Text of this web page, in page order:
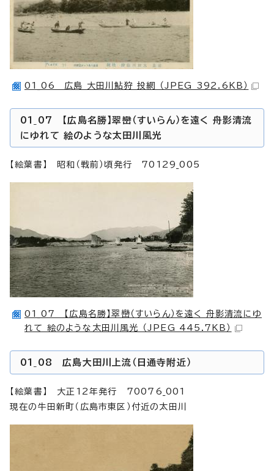
01_06 広島 大田川鮎狩 投網 （JPEG 392.6KB）
01_07 【広島名勝】翠巒（すいらん）を遠く 舟影清流
にゆれて 絵のような太田川風光
【絵葉書】 昭和（戦前）頃発行 70129_005
01_07 【広島名勝】翠巒（すいらん）を遠く 舟影清流にゆ
れて 絵のような太田川風光 （JPEG 445.7KB）
01_08 広島大田川上流（日通寺附近）
【絵葉書】 大正12年発行 70076_001
現在の牛田新町（広島市東区）付近の太田川